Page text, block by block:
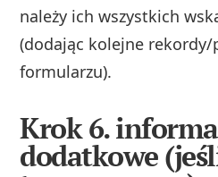
należy ich wszystkich
(dodając kolejne rekordy/
formularzu).
Krok 6.
dodatkowe